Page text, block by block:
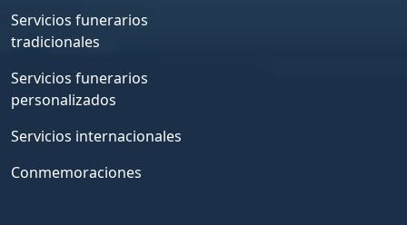
Servicios funerarios
tradicionales
Servicios funerarios
personalizados
Servicios internacionales
Conmemoraciones